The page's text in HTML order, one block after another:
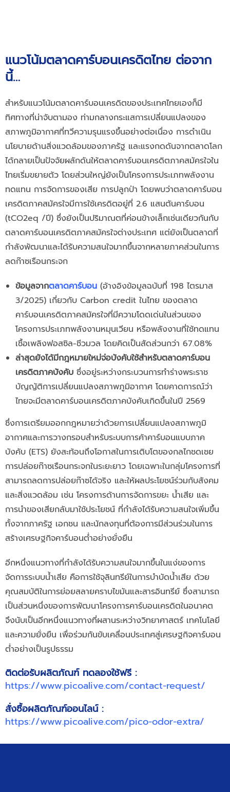
แนวโน้มตลาดคาร์บอนเครดิตไทย ต่อจาก
นี้…
สำหรับแนวโน้มตลาดคาร์บอนเครดิตของประเทศไทยเองก็มี
ทิศทางที่น่าจับตามอง ท่ามกลางกระแสการเปลี่ยนแปลงของ
สภาพภูมิอากาศที่ทวีความรุนแรงขึ้นอย่างต่อเนื่อง การดำเนิน
นโยบายด้านสิ่งแวดล้อมของภาครัฐ และแรงกดดันจากตลาดโลก
ได้กลายเป็นปัจจัยผลักดันให้ตลาดคาร์บอนเครดิตภาคสมัครใจใน
ไทยเริ่มขยายตัว โดยส่วนใหญ่ยังเป็นโครงการประเภทพลังงาน
ทดแทน การจัดการของเสีย การปลูกป่า โดยพบว่าตลาดคาร์บอน
เครดิตภาคสมัครใจมีการใช้เครดิตอยู่ที่ 2.6 แสนตันคาร์บอน
(tCO2eq /ปี) ซึ่งยังเป็นปริมาณตที่ค่อนข้างเล็กเช่นเดียวกันกับ
ตลาดคาร์บอนเครดิตภาคสมัครใจต่างประเทศ แต่ยังเป็นตลาดที่
กำลังพัฒนาและได้รับความสนใจมากขึ้นจากหลายภาคส่วนในการ
ลดก๊าซเรือนกระจก
ข้อมูลจากตลาดคาร์บอน (อ้างอิงข้อมูลฉบับที่ 198 ไตรมาส
3/2025) เกี่ยวกับ Carbon credit ในไทย ของตลาด
คาร์บอนเครดิตภาคสมัครใจที่มีความโดดเด่นในส่วนของ
โครงการประเภทพลังงานหมุนเวียน หรือพลังงานที่ใช้ทดแทน
เชื้อเพลิงฟอสซิล-ชีวมวล โดยคิดเป็นสัดส่วนกว่า 67.08%
ล่าสุดยังได้มีกฎหมายใหม่จ่อบังคับใช้สำหรับตลาดคาร์บอน
เครดิตภาคบังคับ ซึ่งอยู่ระหว่างกระบวนการทำร่างพระราช
บัญญัติการเปลี่ยนแปลงสภาพภูมิอากาศ โดยคาดการณ์ว่า
ไทยจะมีตลาดคาร์บอนเครดิตภาคบังคับเกิดขึ้นในปี 2569
ซึ่งการเตรียมออกกฎหมายว่าด้วยการเปลี่ยนแปลงสภาพภูมิ
อากาศและการวางกรอบสำหรับระบบการค้าคาร์บอนแบบภาค
บังคับ (ETS) ยังสะท้อนถึงโอกาสในการเติบโตของกลไกชดเชย
การปล่อยก๊าซเรือนกระจกในระยะยาว โดยเฉพาะในกลุ่มโครงการที่
สามารถลดการปล่อยก๊าซได้จริง และให้ผลประโยชน์ร่วมกับสังคม
และสิ่งแวดล้อม เช่น โครงการด้านการจัดการขยะ น้ำเสีย และ
การนำของเสียกลับมาใช้ประโยชน์ ที่กำลังได้รับความสนใจเพิ่มขึ้น
ทั้งจากภาครัฐ เอกชน และนักลงทุนที่ต้องการมีส่วนร่วมในการ
สร้างเศรษฐกิจคาร์บอนต่ำอย่างยั่งยืน
อีกหนึ่งแนวทางที่กำลังได้รับความสนใจมากขึ้นในแง่ของการ
จัดการระบบน้ำเสีย คือการใช้จุลินทรีย์ในการบำบัดน้ำเสีย ด้วย
คุณสมบัติในการย่อยสลายคราบไขมันและสารอินทรีย์ ซึ่งสามารถ
เป็นส่วนหนึ่งของการพัฒนาโครงการคาร์บอนเครดิตในอนาคต
จึงนับเป็นอีกหนึ่งแนวทางที่ผสานระหว่างวิทยาศาสตร์ เทคโนโลยี
และความยั่งยืน เพื่อร่วมกันขับเคลื่อนประเทศสู่เศรษฐกิจคาร์บอน
ต่ำอย่างเป็นรูปธรรม
ติดต่อรับผลิตภัณฑ์ ทดลองใช้ฟรี :
https://www.picoalive.com/contact-request/
สั่งซื้อผลิตภัณฑ์ออนไลน์ :
https://www.picoalive.com/pico-odor-extra/